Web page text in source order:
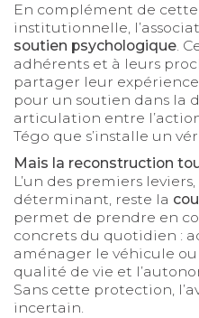
En complément de
institutionnelle,
soutien psychologique.
adhérents et à leurs
partager leur
pour un soutien dans la
articulation entre
Tégo que s’installe un
Mais la reconstruction
L’un des premiers
déterminant, reste la
permet de prendre en
concrets du quotidien :
aménager le véhicule
qualité de vie et
Sans cette protection,
incertain.